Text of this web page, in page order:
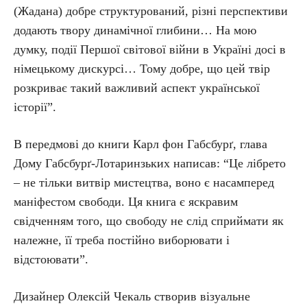
(Жадана) добре структурований, різні перспективи
додають твору динамічної глибини… На мою
думку, події Першої світової війни в Україні досі в
німецькому дискурсі… Тому добре, що цей твір
розкриває такий важливий аспект української
історії”.
В передмові до книги Карл фон Габсбурґ, глава
Дому Габсбурґ-Лотаринзьких написав: “Це лібрето
– не тільки витвір мистецтва, воно є насамперед
маніфестом свободи. Ця книга є яскравим
свідченням того, що свободу не слід сприймати як
належне, її треба постійно виборювати і
відстоювати”.
Дизайнер Олексій Чекаль створив візуальне